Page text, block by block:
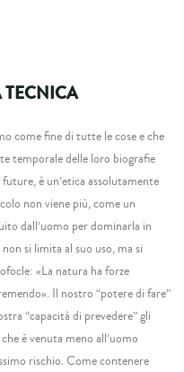
TECNICA
come fine di tutte le cose e che
temporale delle loro biografie
è un’etica assolutamente
non viene più, come un
dall’uomo per dominarla in
si limita al suo uso, ma si
«La natura ha forze
Il nostro “potere di fare”
“capacità di prevedere” gli
è venuta meno all’uomo
rischio. Come contenere